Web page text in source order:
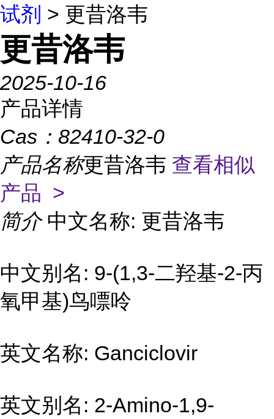
试剂 > 更昔洛韦
更昔洛韦
2025-10-16
产品详情
Cas： 82410-32-0
产品名称更昔洛韦 查看相似
产品 >
简介 中文名称: 更昔洛韦
中文别名: 9-(1,3-二羟基-2-丙
氧甲基)鸟嘌呤
英文名称: Ganciclovir
英文别名: 2-Amino-1,9-